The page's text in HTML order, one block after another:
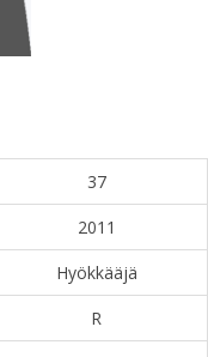
37
2011
Hyökkääjä
R